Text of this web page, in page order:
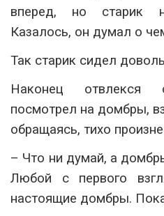
вперед, но старик
Казалось, он думал о
Так старик сидел
Наконец
посмотрел на домбры,
обращаясь, тихо
– Что ни думай, а
Любой с первого
настоящие домбры.